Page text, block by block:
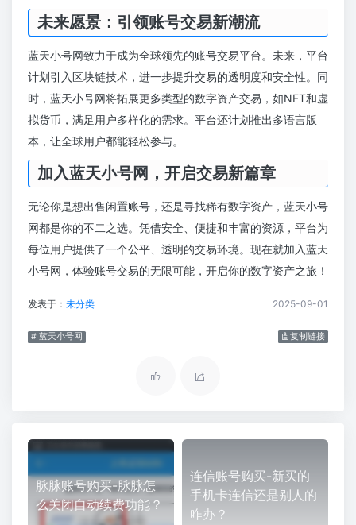
未来愿景：引领账号交易新潮流
蓝天小号网致力于成为全球领先的账号交易平台。未来，平台
计划引入区块链技术，进一步提升交易的透明度和安全性。同
时，蓝天小号网将拓展更多类型的数字资产交易，如NFT和虚
拟货币，满足用户多样化的需求。平台还计划推出多语言版
本，让全球用户都能轻松参与。
加入蓝天小号网，开启交易新篇章
无论你是想出售闲置账号，还是寻找稀有数字资产，蓝天小号
网都是你的不二之选。凭借安全、便捷和丰富的资源，平台为
每位用户提供了一个公平、透明的交易环境。现在就加入蓝天
小号网，体验账号交易的无限可能，开启你的数字资产之旅！
发表于： 未分类 2025-09-01
# 蓝天小号网 复制链接
脉脉账号购买-脉脉怎
么关闭自动续费功能？
连信账号购买-新买的
手机卡连信还是别人的
咋办？